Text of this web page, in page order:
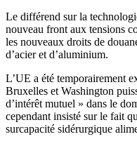
Le différend sur la
nouveau front aux tensions
les nouveaux droits de
d’acier et d’aluminium.
L’UE a été temporairement
Bruxelles et Washington
d’intérêt mutuel » dans le
cependant insisté sur le fait
surcapacité sidérurgique